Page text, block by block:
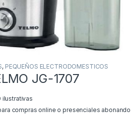
, PEQUEÑOS ELECTRODOMESTICOS
JG-1707
ilustrativas
compras online o presenciales abonando